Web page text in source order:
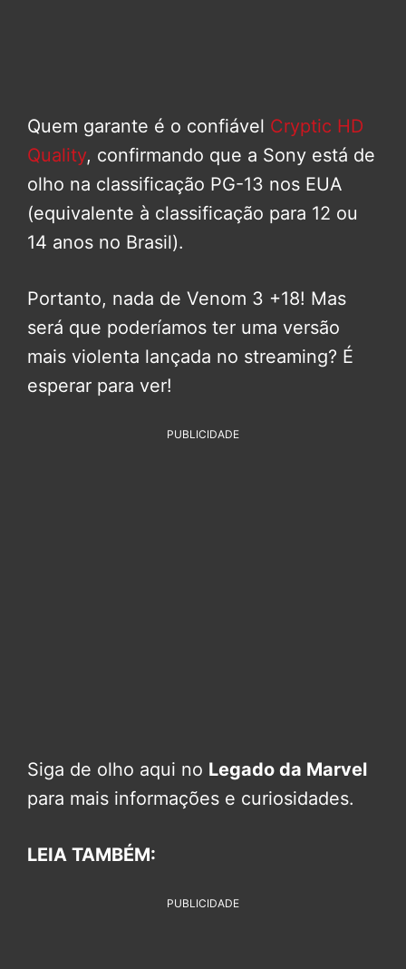
Quem garante é o confiável Cryptic HD
Quality, confirmando que a Sony está de
olho na classificação PG-13 nos EUA
(equivalente à classificação para 12 ou
14 anos no Brasil).
Portanto, nada de Venom 3 +18! Mas
será que poderíamos ter uma versão
mais violenta lançada no streaming? É
esperar para ver!
PUBLICIDADE
Siga de olho aqui no Legado da Marvel
para mais informações e curiosidades.
LEIA TAMBÉM:
PUBLICIDADE